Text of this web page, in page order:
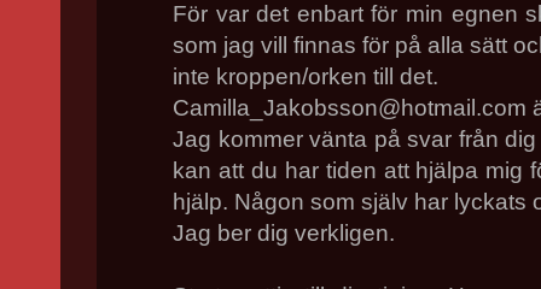
För var det enbart för min egnen
som jag vill finnas för på alla sätt
inte kroppen/orken till det.
Camilla_Jakobsson@hotmail.com
Jag kommer vänta på svar från
kan att du har tiden att hjälpa mig
hjälp. Någon som själv har lyckats
Jag ber dig verkligen.